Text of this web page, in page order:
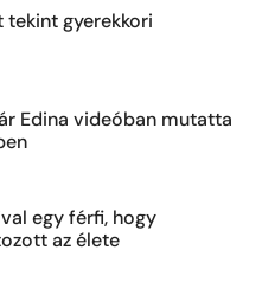
tekint gyerekkori
Edina videóban mutatta
egy férfi, hogy
az élete